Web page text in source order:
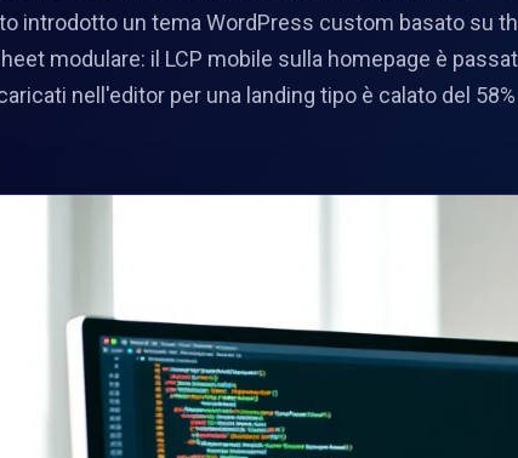
introdotto un tema WordPress custom basato su
modulare: il LCP mobile sulla homepage è
nell'editor per una landing tipo è calato del